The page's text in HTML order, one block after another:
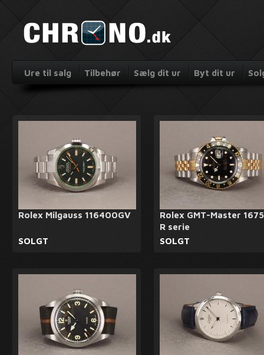
Ure til salg Tilbehør Sælg dit ur Byt dit ur
Rolex Milgauss 116400GV
SOLGT
Rolex GMT-Master
R serie
SOLGT